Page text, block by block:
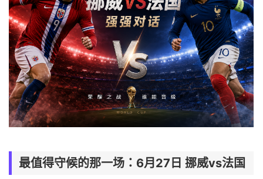
最值得守候的那一场：6月27日 挪威vs法国